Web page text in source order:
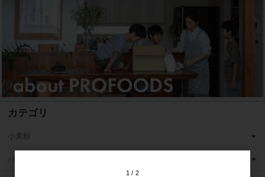
カテゴリ
小麦粉
バター
1 2